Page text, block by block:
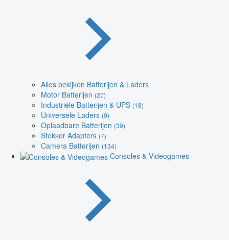
Alles bekijken Batterijen & Laders
Motor Batterijen (27)
Industriële Batterijen & UPS (18)
Universele Laders (9)
Oplaadbare Batterijen (39)
Stekker Adapters (7)
Camera Batterijen (134)
Consoles & Videogames